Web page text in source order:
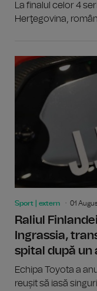
La finalul celor 4
Herţegovina,
Sport | extern 01
Raliul
Ingrassia,
spital după un
Echipa Toyota a
reușit să iasă